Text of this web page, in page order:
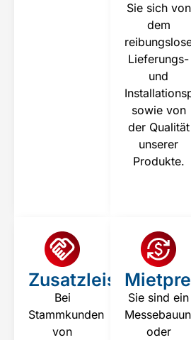
mieten
Ihr kompetenter Partner
JETZT
Sie sich von
dem
Lieferungs-
und
sowie von
der Qualität
unserer
Produkte.
Zusatzleistungen
Bei
Stammkunden
von
Sie sind ein
oder